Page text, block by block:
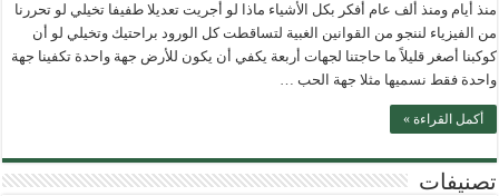
منذ أيام ومنذ ألف عام أفكر بكل الأشياء ماذا لو أجريت تعديلا طفيفا تخيلي لو تحررنا
من الفيزياء لننجو من القوانين الغبية لتساقطت كل الورود براحتيك وتخيلي لو أن
كوكبنا أصغر قليلاً ما حاجتنا لجهات أربعة يكفي أن يكون للأرض جهة واحدة تكفينا جهة
واحدة فقط نسميها مثلا جهة الحب …
أكمل القراءة »
تصنيفات